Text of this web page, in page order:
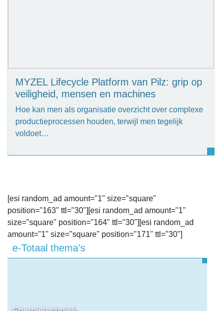
MYZEL Lifecycle Platform van Pilz: grip op
veiligheid, mensen en machines
Hoe kan men als organisatie overzicht over complexe
productieprocessen houden, terwijl men tegelijk
voldoet…
[esi random_ad amount="1" size="square"
position="163" ttl="30"][esi random_ad amount="1"
size="square" position="164" ttl="30"][esi random_ad
amount="1" size="square" position="171" ttl="30"]
e-Totaal thema's